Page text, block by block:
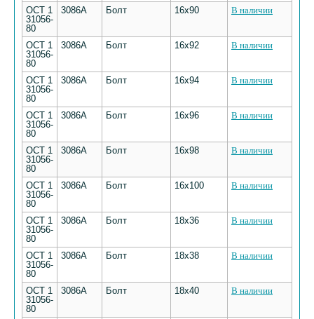
ОСТ 1
31056-
80
3086А Болт 16х90 В наличии
ОСТ 1
31056-
80
3086А Болт 16х92 В наличии
ОСТ 1
31056-
80
3086А Болт 16х94 В наличии
ОСТ 1
31056-
80
3086А Болт 16х96 В наличии
ОСТ 1
31056-
80
3086А Болт 16х98 В наличии
ОСТ 1
31056-
80
3086А Болт 16х100 В наличии
ОСТ 1
31056-
80
3086А Болт 18х36 В наличии
ОСТ 1
31056-
80
3086А Болт 18х38 В наличии
ОСТ 1
31056-
80
3086А Болт 18х40 В наличии